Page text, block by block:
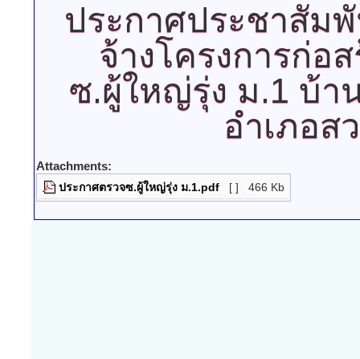
ประกาศประชาสัม
จ้างโครงการก่อ
ซ.ผู้ใหญ่รุ่ง ม.1 บ้า
อำเภอส
Attachments:
ประกาศตรวจซ.ผู้ใหญ่รุ่ง ม.1.pdf [ ] 466 Kb